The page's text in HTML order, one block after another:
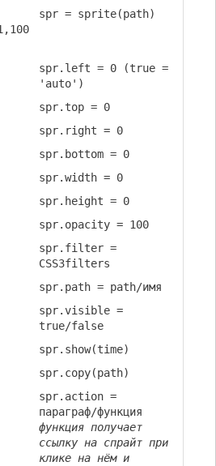
spr = sprite(path)
spr.left = 0 (true =
'auto')
spr.top = 0
spr.right = 0
spr.bottom = 0
spr.width = 0
spr.height = 0
spr.opacity = 100
spr.filter =
CSS3filters
spr.path = path/имя
spr.visible =
true/false
spr.show(time)
spr.copy(path)
spr.action =
параграф/функция
функция получает
ссылку на спрайт при
клике на нём и